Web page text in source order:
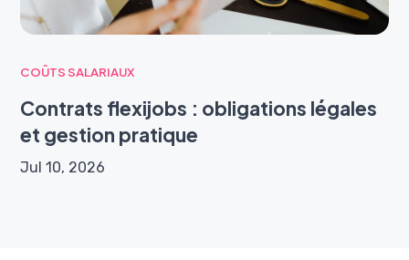
COÛTS SALARIAUX
Contrats flexijobs : obligations légales
et gestion pratique
Jul 10, 2026